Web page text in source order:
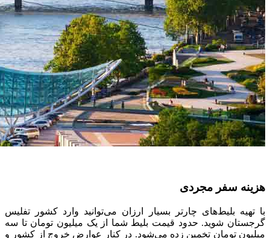
هزینه سفر مجردی
با تهیه بلیط‌های چارتر بسیار ارزان می‌توانید وارد کشور تفلیس
گرجستان شوید. حدود قیمت بلیط شما از یک میلیون تومان تا سه
میلیون تومان تخمین زده می‌شود. در کنار عوارض خروج از کشور و